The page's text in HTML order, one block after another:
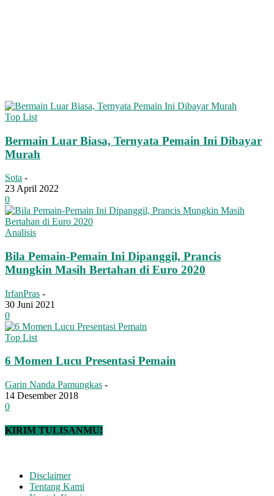
Top List
Bermain Luar Biasa, Ternyata Pemain Ini Dibayar
Murah
Sota -
23 April 2022
0
Analisis
Bila Pemain-Pemain Ini Dipanggil, Prancis
Mungkin Masih Bertahan di Euro 2020
IrfanPras -
30 Juni 2021
0
Top List
6 Momen Lucu Presentasi Pemain
Garin Nanda Pamungkas -
14 Desember 2018
0
KIRIM TULISANMU!
Disclaimer
Tentang Kami